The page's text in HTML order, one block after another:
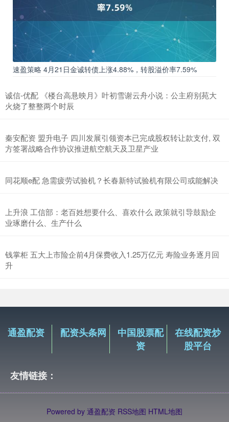
速盈策略 4月21日金诚转债上涨4.88%，转股溢价率7.59%
诚信-优配 《楼台高悬映月》叶初雪谢云舟小说：公主府别苑大
火烧了整整两个时辰
秦安配资 盟升电子 四川发展引领资本已完成股权转让款支付, 双
方签署战略合作协议推进航空航天及卫星产业
同花顺e配 急需疲劳试验机？长春新特试验机有限公司或能解决
上升浪 工信部：老百姓想要什么、喜欢什么 政策就引导鼓励企
业琢磨什么、生产什么
钱掌柜 五大上市险企前4月保费收入1.25万亿元 寿险业务逐月回
升
通盈配资 配资头条网
中国股票配
资
在线配资炒
股平台
友情链接：
Powered by 通盈配资 RSS地图 HTML地图